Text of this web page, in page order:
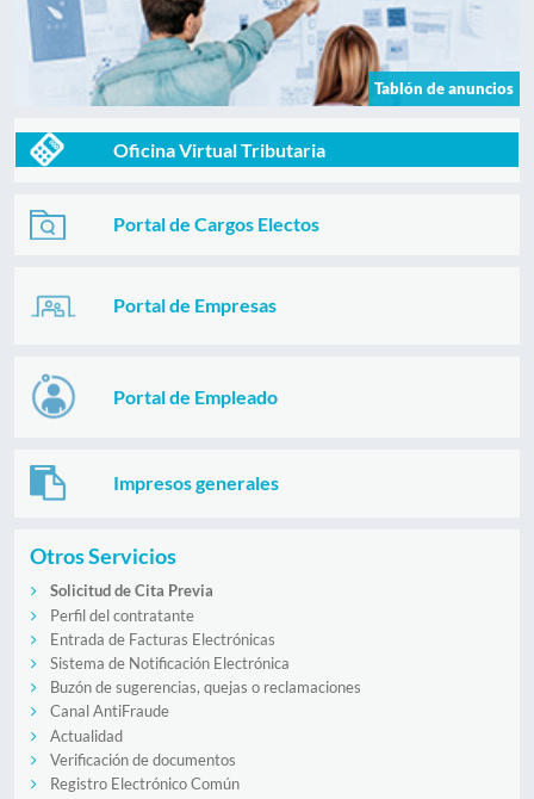
Tablón de anuncios
Oficina Virtual Tributaria
Portal de Cargos Electos
Portal de Empresas
Portal de Empleado
Impresos generales
Otros Servicios
Solicitud de Cita Previa
Perfil del contratante
Entrada de Facturas Electrónicas
Sistema de Notificación Electrónica
Buzón de sugerencias, quejas o reclamaciones
Canal AntiFraude
Actualidad
Verificación de documentos
Registro Electrónico Común